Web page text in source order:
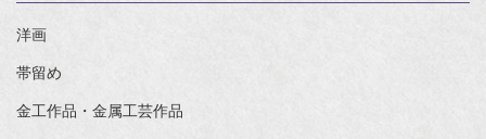
洋画
帯留め
金工作品・金属工芸作品